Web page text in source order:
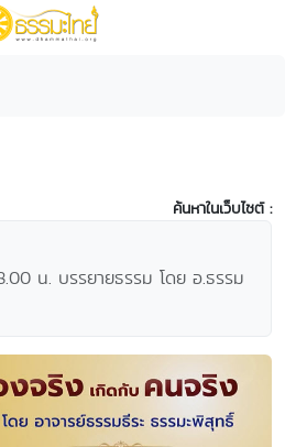
ค้นหาในเว็บไซต์ :
น. บรรยายธรรม โดย อ.ธรรม